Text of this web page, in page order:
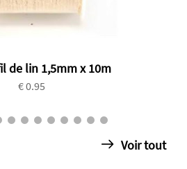
de lin 1,5mm x 10m
€ 0.95
Voir tout